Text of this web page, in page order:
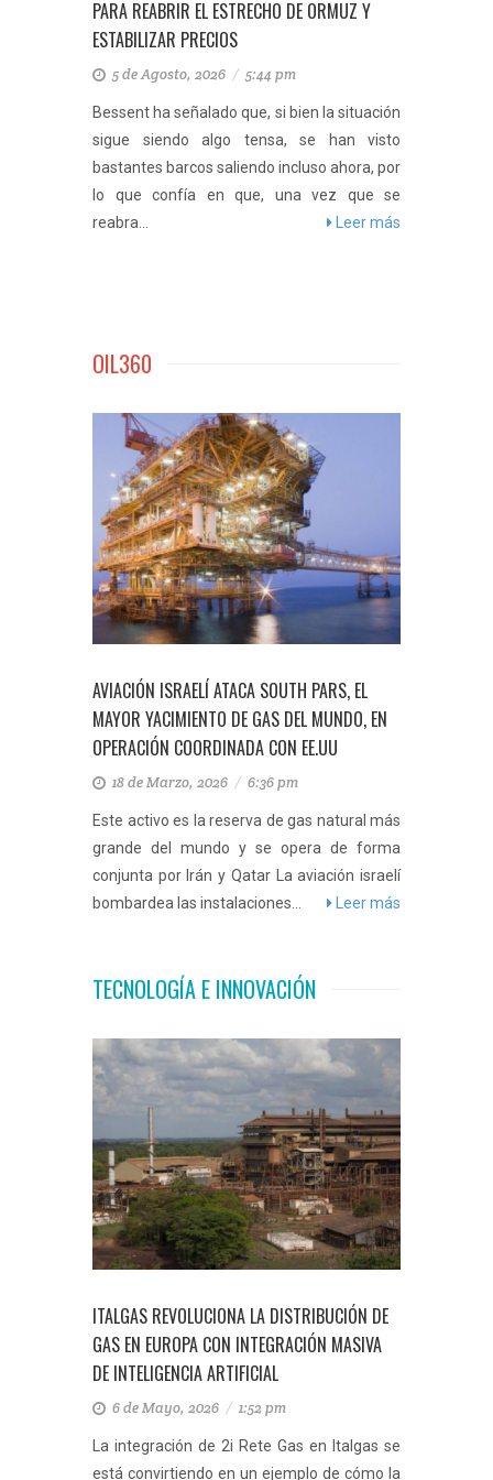
PARA REABRIR EL ESTRECHO DE ORMUZ Y
ESTABILIZAR PRECIOS
5 de Agosto, 2026 / 5:44 pm
Bessent ha señalado que, si bien la situación
sigue siendo algo tensa, se han visto
bastantes barcos saliendo incluso ahora, por
lo que confía en que, una vez que se
reabra...
Leer más
OIL360
AVIACIÓN ISRAELÍ ATACA SOUTH PARS, EL
MAYOR YACIMIENTO DE GAS DEL MUNDO, EN
OPERACIÓN COORDINADA CON EE.UU
18 de Marzo, 2026 / 6:36 pm
Este activo es la reserva de gas natural más
grande del mundo y se opera de forma
conjunta por Irán y Qatar La aviación israelí
bombardea las instalaciones...
Leer más
TECNOLOGÍA E INNOVACIÓN
ITALGAS REVOLUCIONA LA DISTRIBUCIÓN DE
GAS EN EUROPA CON INTEGRACIÓN MASIVA
DE INTELIGENCIA ARTIFICIAL
6 de Mayo, 2026 / 1:52 pm
La integración de 2i Rete Gas en Italgas se
está convirtiendo en un ejemplo de cómo la